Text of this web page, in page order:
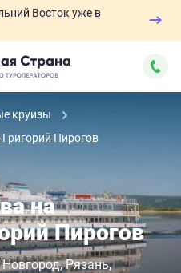
Восток уже в
круизы
Пирогов
на
Пирогов
Рязань